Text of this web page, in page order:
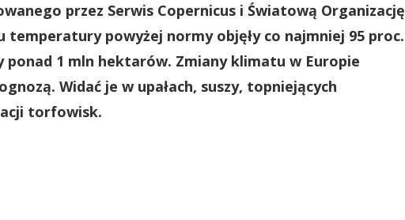
przez Serwis Copernicus i Światową Organizację
temperatury powyżej normy objęły co najmniej 95 proc.
1 mln hektarów. Zmiany klimatu w Europie
Widać je w upałach, suszy, topniejących
torfowisk.